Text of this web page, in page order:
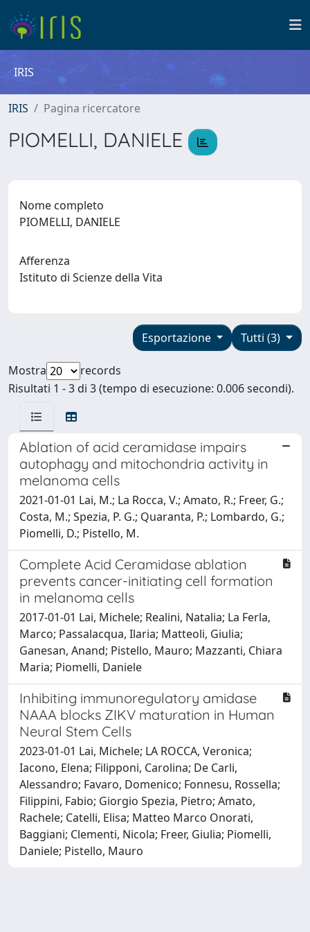
IRIS
IRIS Pagina ricercatore
PIOMELLI, DANIELE
Nome completo
PIOMELLI, DANIELE
Afferenza
Istituto di Scienze della Vita
Tutti (3)
Esportazione
Mostra
records
Risultati 1 - 3 di 3 (tempo di esecuzione: 0.006 secondi).
Ablation of acid ceramidase impairs
autophagy and mitochondria activity in
melanoma cells
2021-01-01 Lai, M.; La Rocca, V.; Amato, R.; Freer, G.;
Costa, M.; Spezia, P. G.; Quaranta, P.; Lombardo, G.;
Piomelli, D.; Pistello, M.
Complete Acid Ceramidase ablation
prevents cancer-initiating cell formation
in melanoma cells
2017-01-01 Lai, Michele; Realini, Natalia; La Ferla,
Marco; Passalacqua, Ilaria; Matteoli, Giulia;
Ganesan, Anand; Pistello, Mauro; Mazzanti, Chiara
Maria; Piomelli, Daniele
Inhibiting immunoregulatory amidase
NAAA blocks ZIKV maturation in Human
Neural Stem Cells
2023-01-01 Lai, Michele; LA ROCCA, Veronica;
Iacono, Elena; Filipponi, Carolina; De Carli,
Alessandro; Favaro, Domenico; Fonnesu, Rossella;
Filippini, Fabio; Giorgio Spezia, Pietro; Amato,
Rachele; Catelli, Elisa; Matteo Marco Onorati,
Baggiani; Clementi, Nicola; Freer, Giulia; Piomelli,
Daniele; Pistello, Mauro